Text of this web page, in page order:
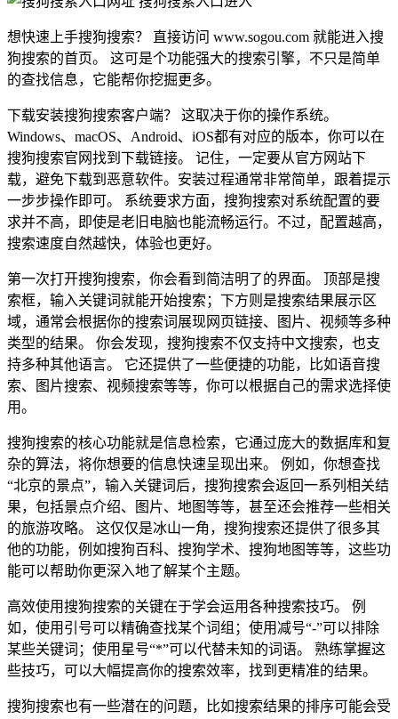
想快速上手搜狗搜索？ 直接访问 www.sogou.com 就能进入搜
狗搜索的首页。 这可是个功能强大的搜索引擎，不只是简单
的查找信息，它能帮你挖掘更多。
下载安装搜狗搜索客户端？ 这取决于你的操作系统。
Windows、macOS、Android、iOS都有对应的版本，你可以在
搜狗搜索官网找到下载链接。 记住，一定要从官方网站下
载，避免下载到恶意软件。安装过程通常非常简单，跟着提示
一步步操作即可。 系统要求方面，搜狗搜索对系统配置的要
求并不高，即使是老旧电脑也能流畅运行。不过，配置越高，
搜索速度自然越快，体验也更好。
第一次打开搜狗搜索，你会看到简洁明了的界面。 顶部是搜
索框，输入关键词就能开始搜索；下方则是搜索结果展示区
域，通常会根据你的搜索词展现网页链接、图片、视频等多种
类型的结果。 你会发现，搜狗搜索不仅支持中文搜索，也支
持多种其他语言。 它还提供了一些便捷的功能，比如语音搜
索、图片搜索、视频搜索等等，你可以根据自己的需求选择使
用。
搜狗搜索的核心功能就是信息检索，它通过庞大的数据库和复
杂的算法，将你想要的信息快速呈现出来。 例如，你想查找
“北京的景点”，输入关键词后，搜狗搜索会返回一系列相关结
果，包括景点介绍、图片、地图等等，甚至还会推荐一些相关
的旅游攻略。 这仅仅是冰山一角，搜狗搜索还提供了很多其
他的功能，例如搜狗百科、搜狗学术、搜狗地图等等，这些功
能可以帮助你更深入地了解某个主题。
高效使用搜狗搜索的关键在于学会运用各种搜索技巧。 例
如，使用引号可以精确查找某个词组；使用减号“-”可以排除
某些关键词；使用星号“*”可以代替未知的词语。 熟练掌握这
些技巧，可以大幅提高你的搜索效率，找到更精准的结果。
搜狗搜索也有一些潜在的问题，比如搜索结果的排序可能会受